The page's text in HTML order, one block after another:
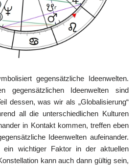
gegensätzliche Ideenwelten.
gegensätzlichen Ideenwelten sind
dessen, was wir als „Globalisierung“
all die unterschiedlichen Kulturen
in Kontakt kommen, treffen eben
Ideenwelten aufeinander.
ein wichtiger Faktor in der aktuellen
kann auch dann gültig sein,